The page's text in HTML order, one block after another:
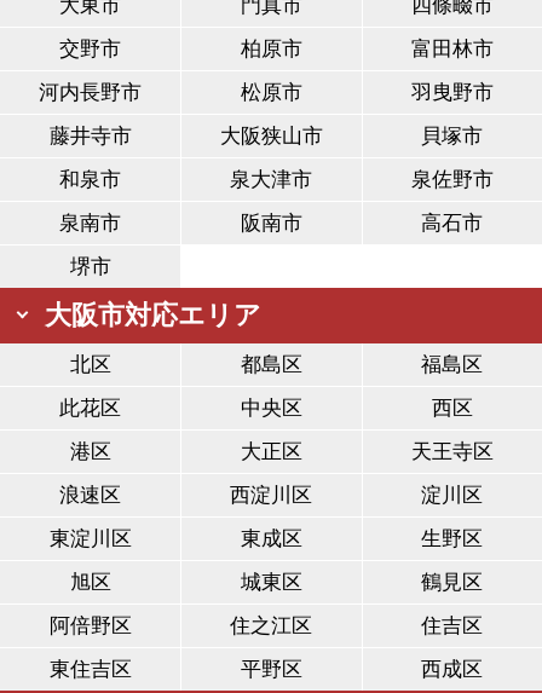
大東市
門真市
四條畷市
交野市
柏原市
富田林市
河内長野市
松原市
羽曳野市
藤井寺市
大阪狭山市
貝塚市
和泉市
泉大津市
泉佐野市
泉南市
阪南市
高石市
堺市
大阪市対応エリア
北区 都島区
福島区
此花区
中央区
西区
港区
大正区
天王寺区
浪速区
西淀川区
淀川区
東淀川区
東成区
生野区
旭区
城東区
鶴見区
阿倍野区
住之江区
住吉区
東住吉区
平野区 西成区